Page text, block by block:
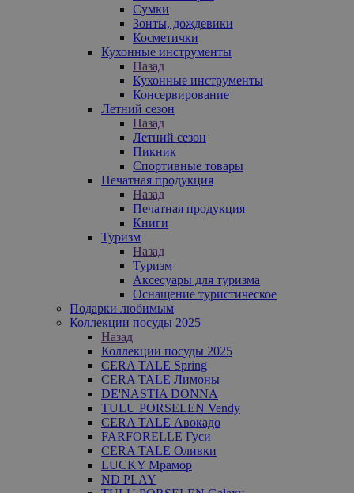
Сумки
Зонты, дождевики
Косметички
Кухонные инструменты
Назад
Кухонные инструменты
Консервирование
Летний сезон
Назад
Летний сезон
Пикник
Спортивные товары
Печатная продукция
Назад
Печатная продукция
Книги
Туризм
Назад
Туризм
Аксесуары для туризма
Оснащение туристическое
Подарки любимым
Коллекции посуды 2025
Назад
Коллекции посуды 2025
CERA TALE Spring
CERA TALE Лимоны
DE'NASTIA DONNA
TULU PORSELEN Vendy
CERA TALE Авокадо
FARFORELLE Гуси
CERA TALE Оливки
LUCKY Мрамор
ND PLAY